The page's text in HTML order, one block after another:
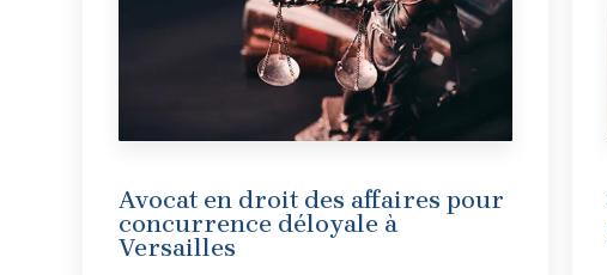
Avocat en droit des affaires pour
concurrence déloyale à
Versailles